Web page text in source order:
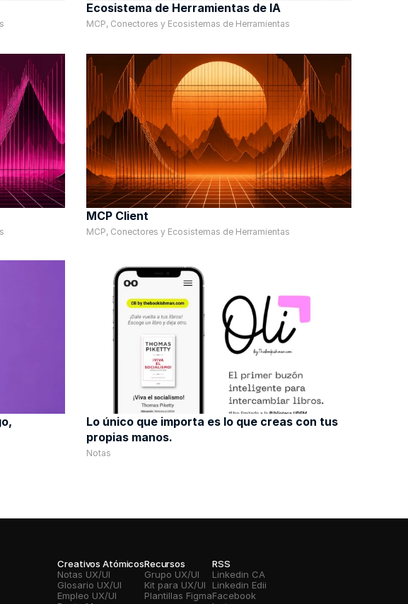
Ecosistema de Herramientas de IA
MCP, Conectores y Ecosistemas de Herramientas
MCP Client
MCP, Conectores y Ecosistemas de Herramientas
Lo único que importa es lo que creas con tus
propias manos.
Notas
Creativos Atómicos
Notas UX/UI
Glosario UX/UI
Empleo UX/UI
Recursos
Grupo UX/UI
Kit para UX/UI
Plantillas Figma
RSS
Linkedin CA
Linkedin Edii
Facebook